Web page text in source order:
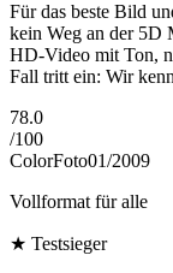
Für das beste Bild
kein Weg an der
HD-Video mit Ton,
Fall tritt ein: Wir
78.0
/100
ColorFoto01/2009
Vollformat für alle
★ Testsieger